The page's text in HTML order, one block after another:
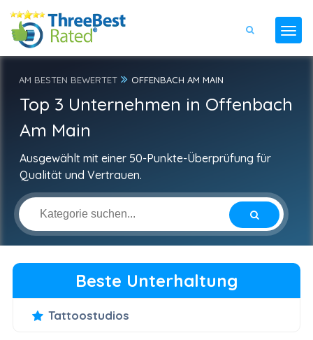
AM BESTEN BEWERTET OFFENBACH AM MAIN
Top 3 Unternehmen in Offenbach
Am Main
Ausgewählt mit einer 50-Punkte-Überprüfung für
Qualität und Vertrauen.
Beste Unterhaltung
Tattoostudios